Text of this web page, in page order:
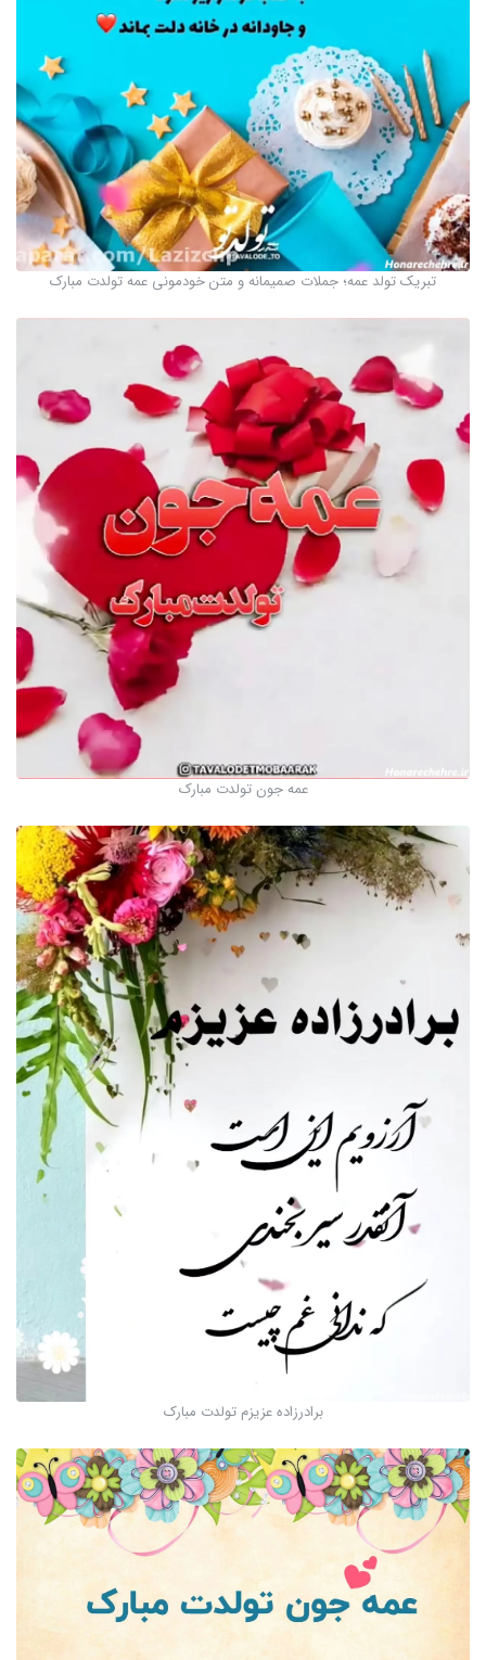
تبریک تولد عمه؛ جملات صمیمانه و متن خودمونی عمه تولدت مبارک
عمه جون تولدت مبارک
برادرزاده عزیزم تولدت مبارک